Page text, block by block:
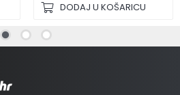
DODAJ U KOŠARICU